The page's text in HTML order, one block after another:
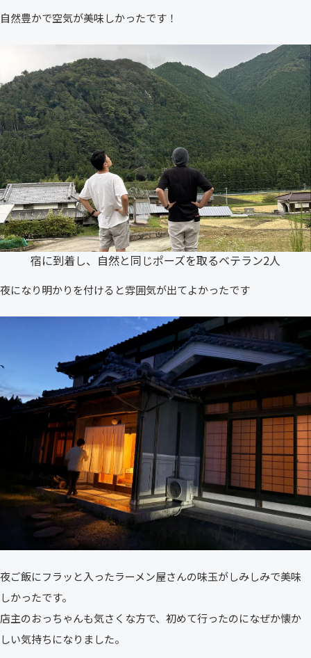
自然豊かで空気が美味しかったです！
宿に到着し、自然と同じポーズを取るベテラン2人
夜になり明かりを付けると雰囲気が出てよかったです
夜ご飯にフラッと入ったラーメン屋さんの味玉がしみしみで美味
しかったです。
店主のおっちゃんも気さくな方で、初めて行ったのになぜか懐か
しい気持ちになりました。